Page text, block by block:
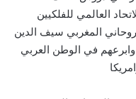
العالمي للفلكيين
المغربي سيف الدين
في الوطن العربي